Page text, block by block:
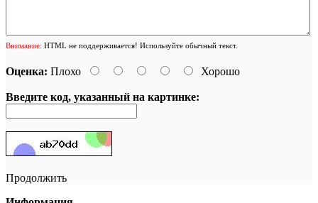
Внимание: HTML не поддерживается! Используйте обычный текст.
Оценка: Плохо Хорошо
Введите код, указанный на картинке:
Продолжить